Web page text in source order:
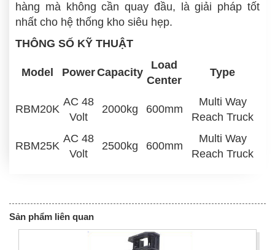
hàng mà không cần quay đầu, là giải pháp tốt
nhất cho hệ thống kho siêu hẹp.
THÔNG SỐ KỸ THUẬT
Model PowerCapacity
Load
Center
Type
RBM20K
AC 48
Volt
2000kg 600mm
Multi Way
Reach Truck
RBM25K
AC 48
Volt
2500kg 600mm
Multi Way
Reach Truck
Sản phẩm liên quan